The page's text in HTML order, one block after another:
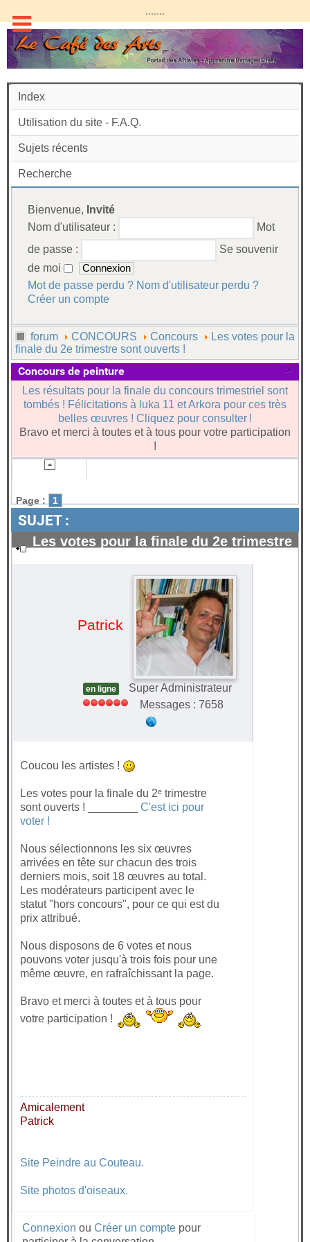
.......
Index
Utilisation du site - F.A.Q.
Sujets récents
Recherche
Bienvenue, Invité
Nom d'utilisateur :
Mot
de passe :
Se souvenir
de moi
Mot de passe perdu ? Nom d'utilisateur perdu ?
Créer un compte
forum CONCOURS Concours
Les votes pour la
finale du 2e trimestre sont ouverts !
×
Concours de peinture
Les résultats pour la finale du concours trimestriel sont
tombés ! Félicitations à luka 11 et Arkora pour ces très
belles œuvres ! Cliquez pour consulter !
Bravo et merci à toutes et à tous pour votre participation
!
Page : 1
SUJET :
Les votes pour la finale du 2e trimestre
Patrick
en ligne
Super Administrateur
Messages : 7658
Coucou les artistes !
Les votes pour la finale du 2ᵉ trimestre
sont ouverts ! ________ C'est ici pour
voter !
Nous sélectionnons les six œuvres
arrivées en tête sur chacun des trois
derniers mois, soit 18 œuvres au total.
Les modérateurs participent avec le
statut "hors concours", pour ce qui est du
prix attribué.
Nous disposons de 6 votes et nous
pouvons voter jusqu'à trois fois pour une
même œuvre, en rafraîchissant la page.
Bravo et merci à toutes et à tous pour
votre participation !
Amicalement
Patrick
Site Peindre au Couteau.
Site photos d'oiseaux.
Connexion ou Créer un compte pour